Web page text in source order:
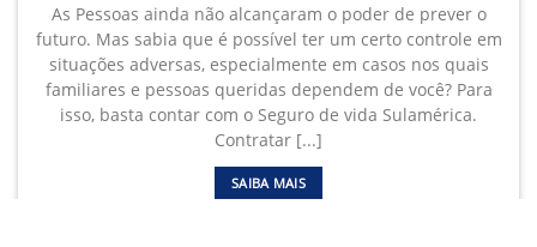
As Pessoas ainda não alcançaram o poder de prever o
futuro. Mas sabia que é possível ter um certo controle em
situações adversas, especialmente em casos nos quais
familiares e pessoas queridas dependem de você? Para
isso, basta contar com o Seguro de vida Sulamérica.
Contratar [...]
SAIBA MAIS